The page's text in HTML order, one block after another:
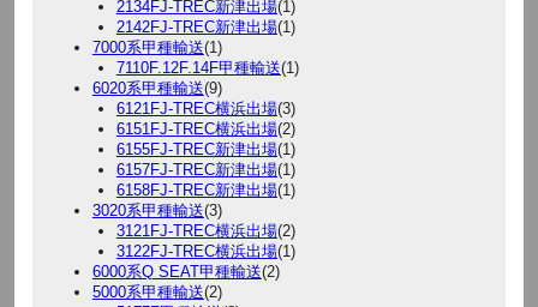
2134FJ-TREC新津出場(1)
2142FJ-TREC新津出場(1)
7000系甲種輸送(1)
7110F.12F.14F甲種輸送(1)
6020系甲種輸送(9)
6121FJ-TREC横浜出場(3)
6151FJ-TREC横浜出場(2)
6155FJ-TREC新津出場(1)
6157FJ-TREC新津出場(1)
6158FJ-TREC新津出場(1)
3020系甲種輸送(3)
3121FJ-TREC横浜出場(2)
3122FJ-TREC横浜出場(1)
6000系Q SEAT甲種輸送(2)
5000系甲種輸送(2)